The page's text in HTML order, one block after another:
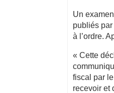
Un
publiés
à l’ordre.
« Cette
fiscal par
recevoir et